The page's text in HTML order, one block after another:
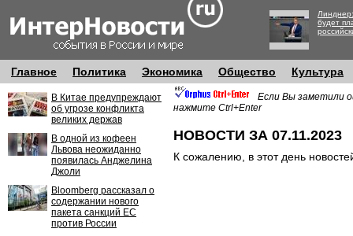
будет
Главное Политика Экономика Общество Культура
В Китае предупреждают
об угрозе конфликта
великих держав
В одной из кофеен
Львова неожиданно
появилась Анджелина
Джоли
Bloomberg рассказал о
содержании нового
пакета санкций ЕС
против России
Если Вы заметили
нажмите Ctrl+Enter
НОВОСТИ ЗА 07.11.2023
К сожалению, в этот день